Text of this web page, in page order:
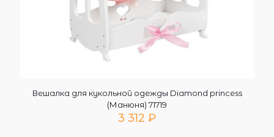
Вешалка для кукольной одежды Diamond princess
(Манюня) 71719
3 312 ₽